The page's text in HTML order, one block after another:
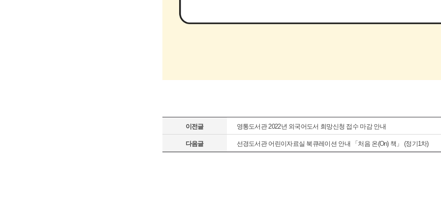
이전글 영통도서관 2022년 외국어도서 희망신청 접수 마감 안내
다음글 선경도서관 어린이자료실 북큐레이션 안내 「처음 온(On) 책」 (정기1차)